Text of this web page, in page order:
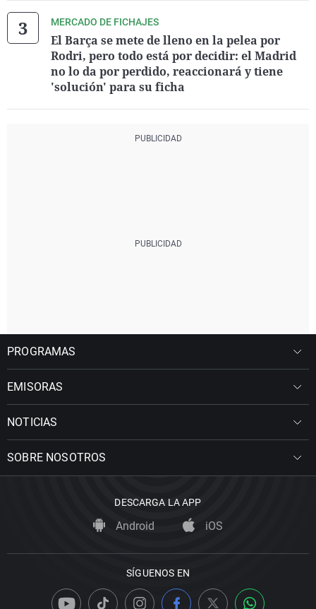
MERCADO DE FICHAJES
El Barça se mete de lleno en la pelea por
Rodri, pero todo está por decidir: el Madrid
no lo da por perdido, reaccionará y tiene
'solución' para su ficha
PROGRAMAS
EMISORAS
NOTICIAS
SOBRE NOSOTROS
DESCARGA LA APP
Android iOS
SÍGUENOS EN